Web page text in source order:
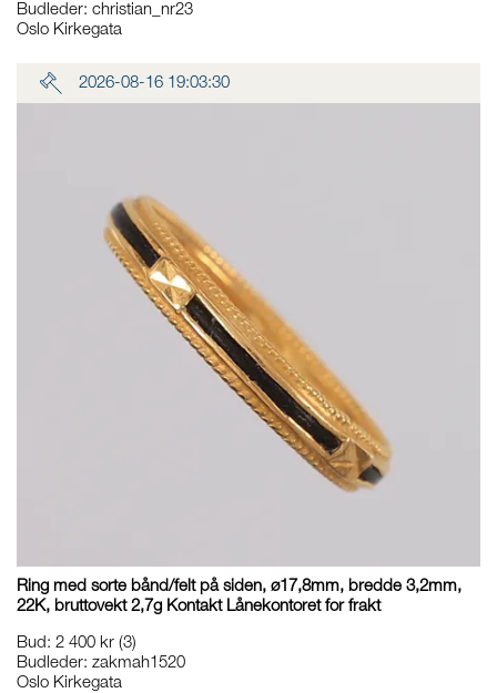
Budleder: christian_nr23
Oslo Kirkegata
2026-08-16 19:03:30
Ring med sorte bånd/felt på siden, ø17,8mm, bredde 3,2mm,
22K, bruttovekt 2,7g Kontakt Lånekontoret for frakt
Bud: 2 400 kr (3)
Budleder: zakmah1520
Oslo Kirkegata